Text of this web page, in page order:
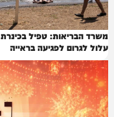
משרד הבריאות: טפיל בכינרת
עלול לגרום לפגיעה בראייה